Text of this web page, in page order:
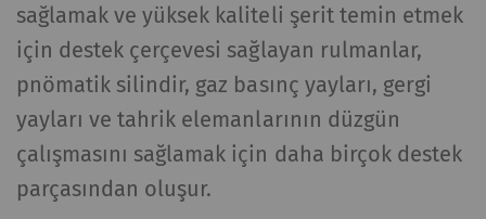
sağlamak ve yüksek kaliteli şerit temin etmek
için destek çerçevesi sağlayan rulmanlar,
pnömatik silindir, gaz basınç yayları, gergi
yayları ve tahrik elemanlarının düzgün
çalışmasını sağlamak için daha birçok destek
parçasından oluşur.